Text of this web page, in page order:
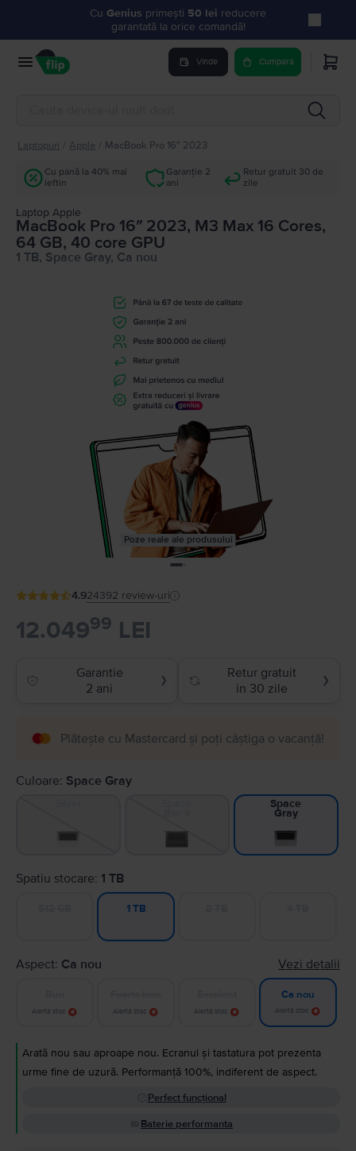
Cu Genius primești 50 lei reducere
garantată la orice comandă!
Vinde Cumpara
Laptopuri Apple MacBook Pro 16″ 2023
Cu până la 40% mai
ieftin
Garanție 2
ani
Retur gratuit 30 de
zile
Laptop Apple
MacBook Pro 16″ 2023, M3 Max 16 Cores,
64 GB, 40 core GPU
1 TB, Space Gray, Ca nou
Poze reale ale produsului
4.924392 review-uri
12.04999 LEI
Garantie
2 ani
❯
Retur gratuit
in 30 zile
❯
Plătește cu Mastercard și poți câștiga o vacanță!
Culoare: Space Gray
Space
Gray
Spatiu stocare: 1 TB
1 TB
Aspect: Ca nou Vezi detalii
Alertă stoc Alertă stoc Alertă stoc
Ca nou
Alertă stoc
Arată nou sau aproape nou. Ecranul și tastatura pot prezenta
urme fine de uzură. Performanță 100%, indiferent de aspect.
Perfect funcțional
Baterie performanta